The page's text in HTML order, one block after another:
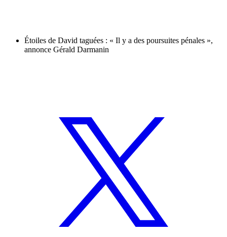
Étoiles de David taguées : « Il y a des poursuites pénales »,
annonce Gérald Darmanin